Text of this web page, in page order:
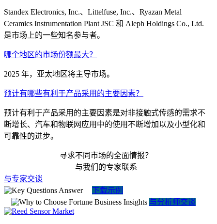
Standex Electronics, Inc.、Littelfuse, Inc.、Ryazan Metal
Ceramics Instrumentation Plant JSC 和 Aleph Holdings Co., Ltd.
是市场上的一些知名参与者。
哪个地区的市场份额最大？
2025 年，亚太地区将主导市场。
预计有哪些有利于产品采用的主要因素？
预计有利于产品采用的主要因素是对非接触式传感的需求不
断增长、汽车和物联网应用中的使用不断增加以及小型化和
可靠性的进步。
寻求不同市场的全面情报？
与我们的专家联系
与专家交谈
下载示例
与分析师交谈